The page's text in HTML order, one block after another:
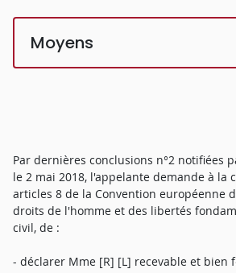
Moyens
Par dernières conclusions n°2 notifiées
le 2 mai 2018, l'appelante demande à la
articles 8 de la Convention européenne
droits de l'homme et des libertés
civil, de :
- déclarer Mme [R] [L] recevable et bien